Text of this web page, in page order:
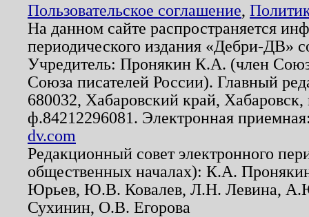
Пользовательское соглашение,
На данном сайте распространяется
периодического издания «Дебри-ДВ»
Учредитель: Пронякин К.А. (член
Союза писателей России). Главный
680032, Хабаровский край,
ф.84212296081. Электронная
dv.com
Редакционный совет электронного
общественных началах): К.А.
Юрьев, Ю.В. Ковалев, Л.Н. Левина,
Сухинин, О.В. Егорова